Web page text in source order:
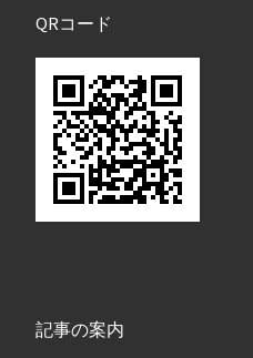
QRコード
記事の案内